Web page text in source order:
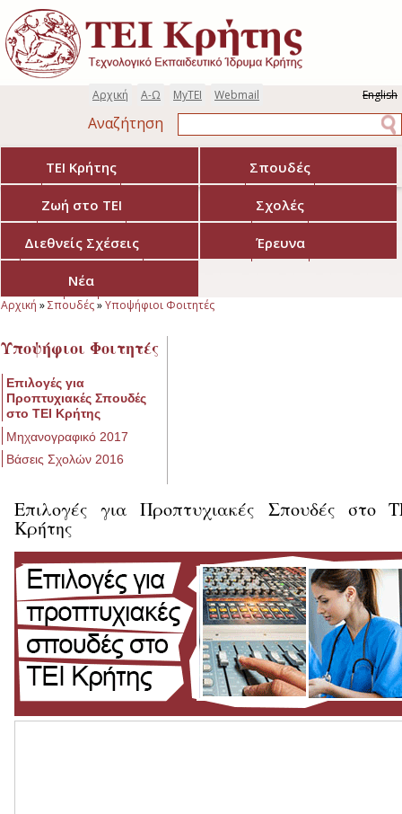
Παράκαμψη προς το κυρίως περιεχόμενο
English
Webmail
MyTEI
Α-Ω
Αρχική
Αναζήτηση
ΤΕΙ Κρήτης Σπουδές
Ζωή στο ΤΕΙ Σχολές
Διεθνείς Σχέσεις Έρευνα
Νέα
Αρχική »Σπουδές»Υποψήφιοι Φοιτητές
Υποψήφιοι Φοιτητές
Επιλογές για
Προπτυχιακές Σπουδές
στο ΤΕΙ Κρήτης
Μηχανογραφικό 2017
Βάσεις Σχολών 2016
Επιλογές για Προπτυχιακές Σπουδές στο
Κρήτης